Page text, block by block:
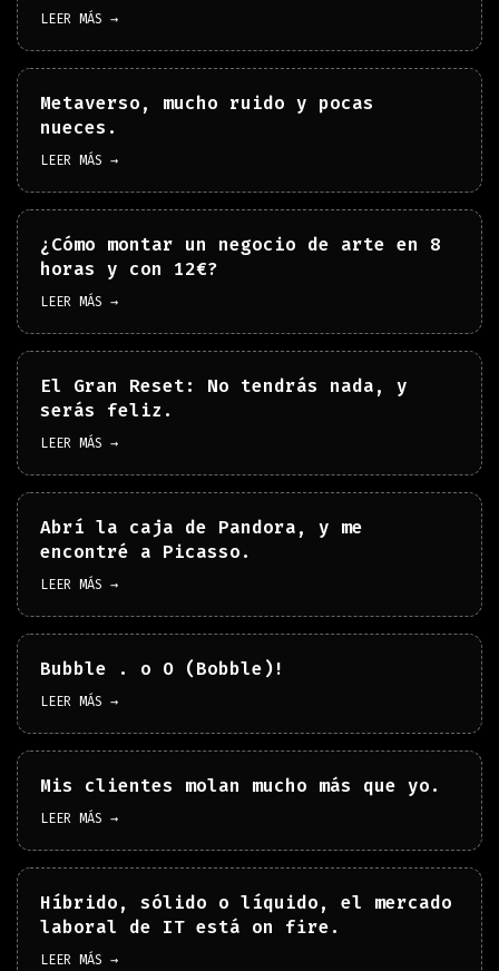
LEER MÁS →
Metaverso, mucho ruido y pocas
nueces.
LEER MÁS →
¿Cómo montar un negocio de arte en 8
horas y con 12€?
LEER MÁS →
El Gran Reset: No tendrás nada, y
serás feliz.
LEER MÁS →
Abrí la caja de Pandora, y me
encontré a Picasso.
LEER MÁS →
Bubble . o O (Bobble)!
LEER MÁS →
Mis clientes molan mucho más que yo.
LEER MÁS →
Híbrido, sólido o líquido, el mercado
laboral de IT está on fire.
LEER MÁS →